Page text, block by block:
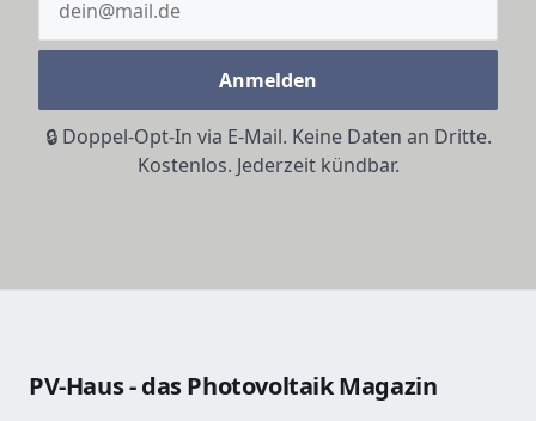
Anmelden
🔒 Doppel-Opt-In via E-Mail. Keine Daten an Dritte.
Kostenlos. Jederzeit kündbar.
PV-Haus - das Photovoltaik Magazin